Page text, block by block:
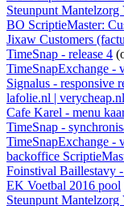
Steunpunt Mantelzorg
BO ScriptieMaster:
Jixaw Customers
TimeSnap - release 4
TimeSnapExchange -
Signalus - responsive
lafolie.nl | verycheap.nl
Cafe Karel - menu
TimeSnap -
TimeSnapExchange -
backoffice
Foinstival Baillestavy
EK Voetbal 2016 pool
Steunpunt Mantelzorg